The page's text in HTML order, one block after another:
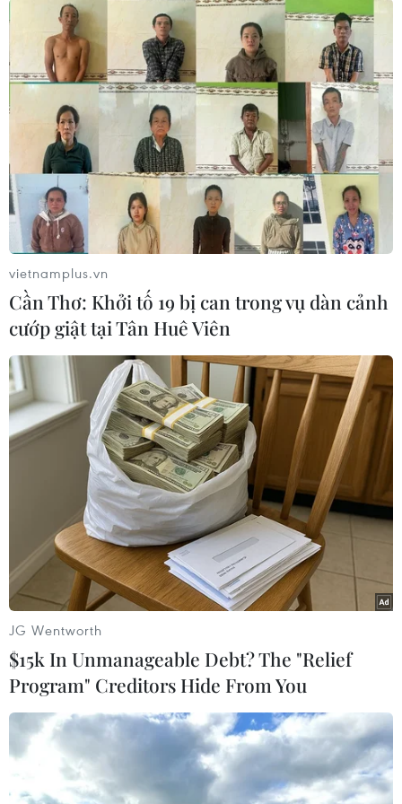
động khác. Chúng tôi đang phải cố gắng ‘lấy
ngắn nuôi dài’ bằng cách bằng đào tạo lái xe ô
tô,xe máy, mở rộng liên kết đào tạo… để tăng
nguồn thu.”
Trước những đòi hỏi phải thay đổi trong nguồn
kinh phí duy trì cơ sở đào tạo, ông Nguyễn
Thanh Nhàn, Hiệu trưởng trường Trung cấp
nghề Kinh tế-Kỹ thuật số 2 Đồng Nai cũng chia
sẻ, nhà trường mới tự chủ một phần và phấn
đấu đến năm 2017 sẽ tự chủ hoàn toàn. Điều
này đòi hỏi nhà trường phải sắp xếp lại đội ngũ
giáo viên, thay đổi cách đào tạo, giáo trình để
thu hút được học sinh đến đăng ký học.
Hiện nay, tự chủ tài chính đang là bài toán nan
giải với các cơ sở dạy nghề. Để có thể có đủ
nguồn kinh phí tự chủ, chỉ những trường nào
tuyển sinh đủ chỉ tiêu mới không đứng trước
nguy cơ giải thể trong cuộc cạnh tranh giữa các
trường nghề.
Những trường nghề có chất lượng đào tạo tốt, tạo việc làm thu
vietnamplus.vn
Cần Thơ: Khởi tố 19 bị can trong vụ dàn cảnh
cướp giật tại Tân Huê Viên
JG Wentworth
$15k In Unmanageable Debt? The "Relief
Program" Creditors Hide From You